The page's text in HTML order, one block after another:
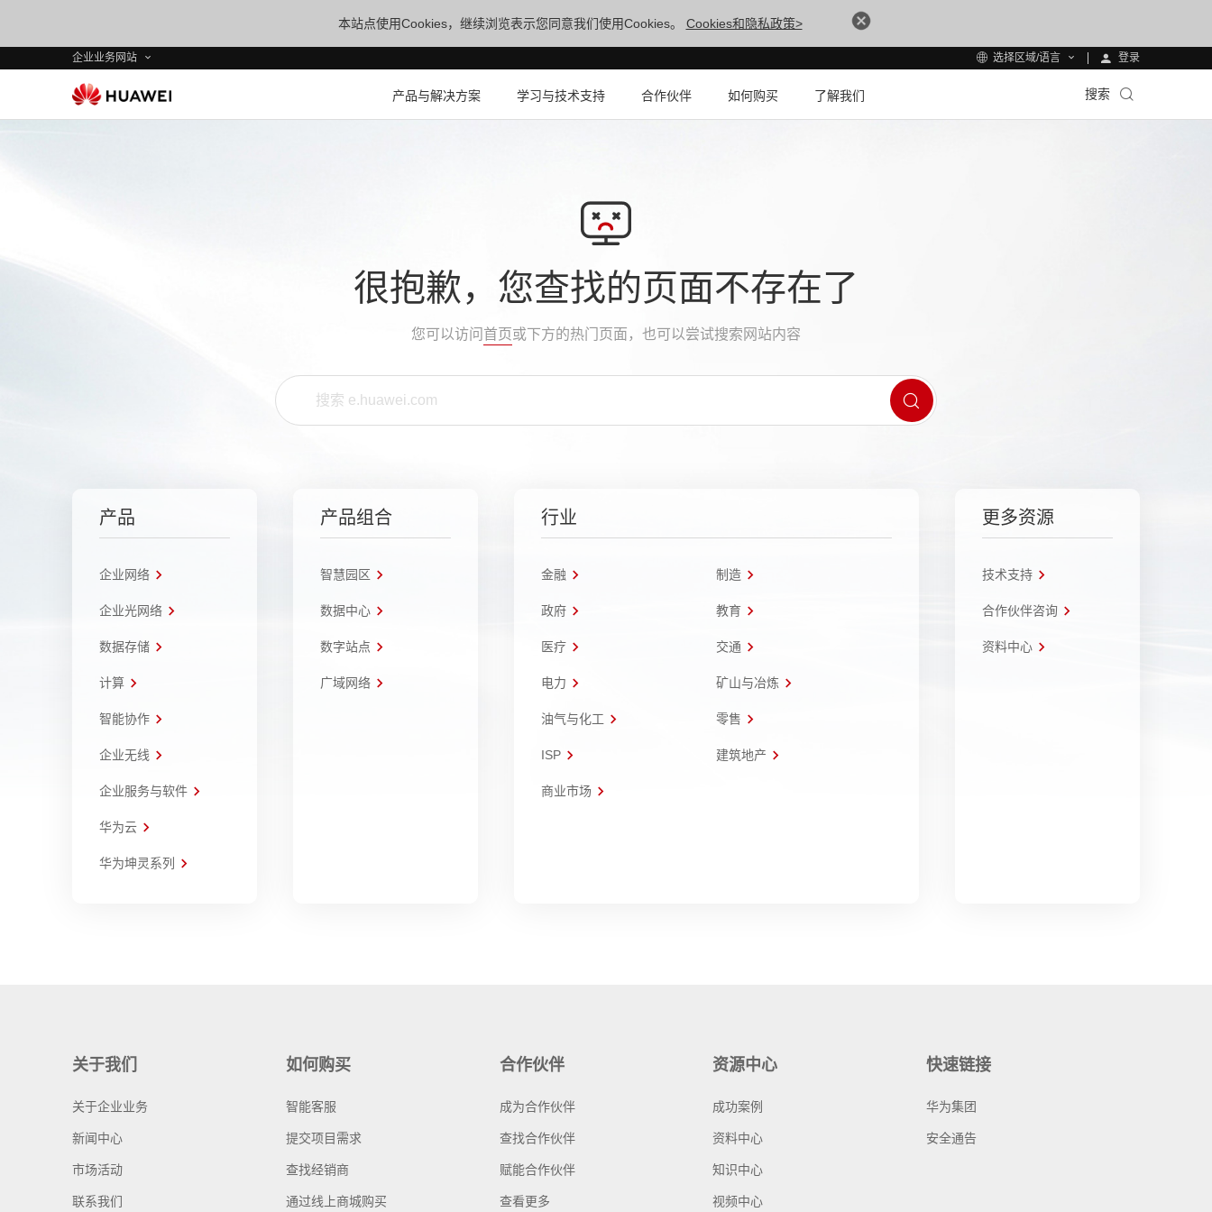
本站点使用Cookies，继续浏览表示您同意我们使用Cookies。 Cookies和隐私政策>
企业业务网站 选择区域/语言 登录
产品与解决方案 学习与技术支持 合作伙伴 如何购买 了解我们 搜索
很抱歉，您查找的页面不存在了
您可以访问 首页或下方的热门页面，也可以尝试搜索网站内容
产品
企业网络
企业光网络
数据存储
计算
智能协作
企业无线
企业服务与软件
华为云
华为坤灵系列
产品组合
智慧园区
数据中心
数字站点
广域网络
行业
金融 制造
政府 教育
医疗 交通
电力 矿山与冶炼
油气与化工 零售
ISP 建筑地产
商业市场
更多资源
技术支持
合作伙伴咨询
资料中心
关于我们
关于企业业务
新闻中心
市场活动
联系我们
如何购买
智能客服
提交项目需求
查找经销商
通过线上商城购买
合作伙伴
成为合作伙伴
查找合作伙伴
赋能合作伙伴
查看更多
资源中心
成功案例
资料中心
知识中心
视频中心
快速链接
华为集团
安全通告